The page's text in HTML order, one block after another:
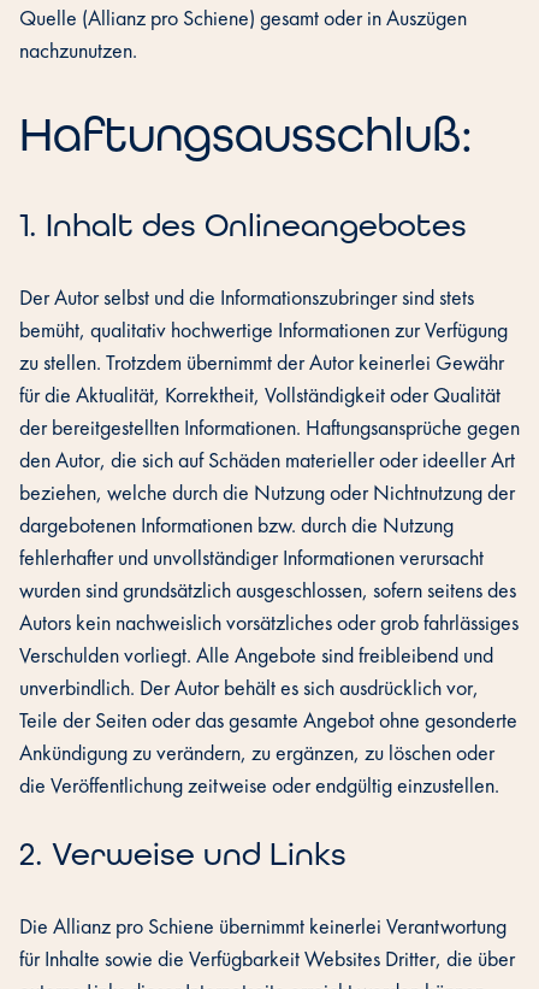
Quelle (Allianz pro Schiene) gesamt oder in Auszügen
nachzunutzen.
Haftungsausschluß:
1. Inhalt des Onlineangebotes
Der Autor selbst und die Informationszubringer sind stets
bemüht, qualitativ hochwertige Informationen zur Verfügung
zu stellen. Trotzdem übernimmt der Autor keinerlei Gewähr
für die Aktualität, Korrektheit, Vollständigkeit oder Qualität
der bereitgestellten Informationen. Haftungsansprüche gegen
den Autor, die sich auf Schäden materieller oder ideeller Art
beziehen, welche durch die Nutzung oder Nichtnutzung der
dargebotenen Informationen bzw. durch die Nutzung
fehlerhafter und unvollständiger Informationen verursacht
wurden sind grundsätzlich ausgeschlossen, sofern seitens des
Autors kein nachweislich vorsätzliches oder grob fahrlässiges
Verschulden vorliegt. Alle Angebote sind freibleibend und
unverbindlich. Der Autor behält es sich ausdrücklich vor,
Teile der Seiten oder das gesamte Angebot ohne gesonderte
Ankündigung zu verändern, zu ergänzen, zu löschen oder
die Veröffentlichung zeitweise oder endgültig einzustellen.
‍2. Verweise und Links
Die Allianz pro Schiene übernimmt keinerlei Verantwortung
für Inhalte sowie die Verfügbarkeit Websites Dritter, die über